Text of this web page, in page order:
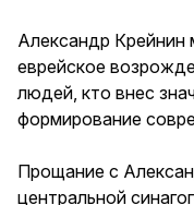
Александр
еврейское
людей, кто внес
формирование
Прощание с
центральной